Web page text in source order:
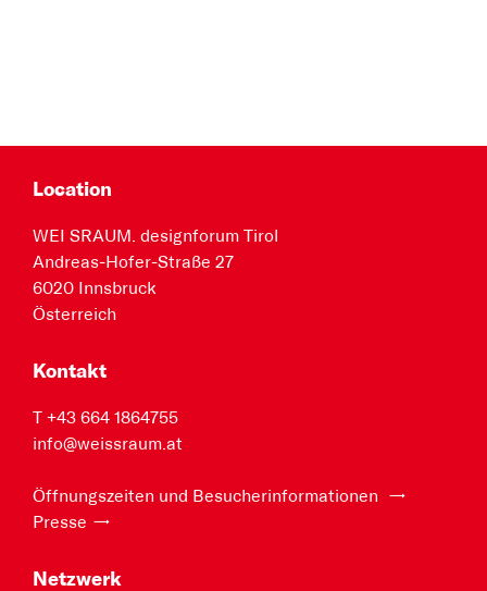
Location
WEI SRAUM. designforum Tirol
Andreas-Hofer-Straße 27
6020 Innsbruck
Österreich
Kontakt
T +43 664 1864755
info@weissraum.at
Öffnungszeiten und Besucherinformationen
Presse
Netzwerk